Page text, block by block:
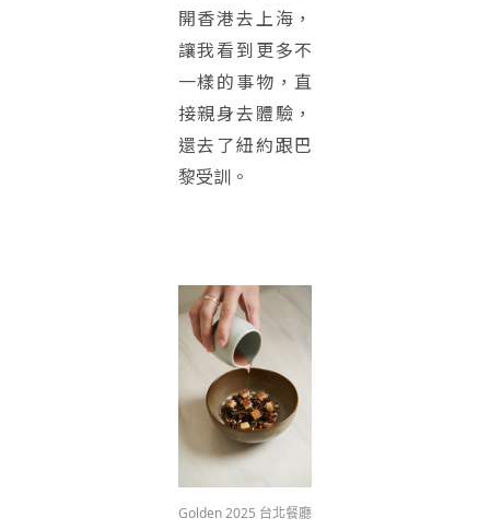
開香港去上海，
讓我看到更多不
一樣的事物，直
接親身去體驗，
還去了紐約跟巴
黎受訓。
Golden 2025 台北餐廳